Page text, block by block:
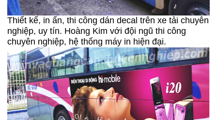
Thiết kế, in ấn, thi công dán decal trên xe tải chuyên
nghiệp, uy tín. Hoàng Kim với đội ngũ thi công
chuyên nghiệp, hệ thống máy in hiện đại.